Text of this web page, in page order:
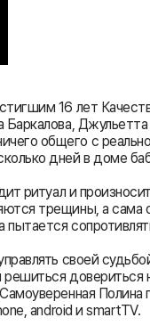
16 лет
общего с
дней в доме
ритуал и
трещины, а сама
своей
android и smartTV.